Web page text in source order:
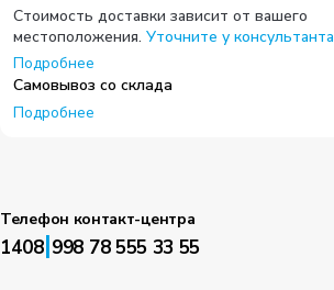
Стоимость доставки зависит от вашего
местоположения. Уточните у консультанта
Подробнее
Самовывоз со склада
Подробнее
Телефон контакт-центра
1408|998 78 555 33 55